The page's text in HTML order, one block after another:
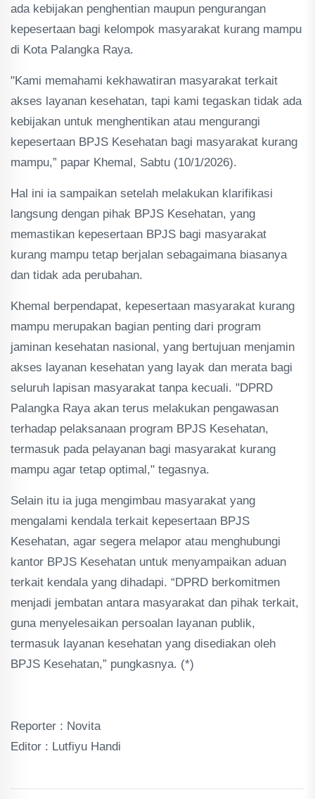
ada kebijakan penghentian maupun pengurangan
kepesertaan bagi kelompok masyarakat kurang mampu
di Kota Palangka Raya.
"Kami memahami kekhawatiran masyarakat terkait
akses layanan kesehatan, tapi kami tegaskan tidak ada
kebijakan untuk menghentikan atau mengurangi
kepesertaan BPJS Kesehatan bagi masyarakat kurang
mampu,” papar Khemal, Sabtu (10/1/2026).
Hal ini ia sampaikan setelah melakukan klarifikasi
langsung dengan pihak BPJS Kesehatan, yang
memastikan kepesertaan BPJS bagi masyarakat
kurang mampu tetap berjalan sebagaimana biasanya
dan tidak ada perubahan.
Khemal berpendapat, kepesertaan masyarakat kurang
mampu merupakan bagian penting dari program
jaminan kesehatan nasional, yang bertujuan menjamin
akses layanan kesehatan yang layak dan merata bagi
seluruh lapisan masyarakat tanpa kecuali. "DPRD
Palangka Raya akan terus melakukan pengawasan
terhadap pelaksanaan program BPJS Kesehatan,
termasuk pada pelayanan bagi masyarakat kurang
mampu agar tetap optimal," tegasnya.
Selain itu ia juga mengimbau masyarakat yang
mengalami kendala terkait kepesertaan BPJS
Kesehatan, agar segera melapor atau menghubungi
kantor BPJS Kesehatan untuk menyampaikan aduan
terkait kendala yang dihadapi. “DPRD berkomitmen
menjadi jembatan antara masyarakat dan pihak terkait,
guna menyelesaikan persoalan layanan publik,
termasuk layanan kesehatan yang disediakan oleh
BPJS Kesehatan,” pungkasnya. (*)
Reporter : Novita
Editor : Lutfiyu Handi